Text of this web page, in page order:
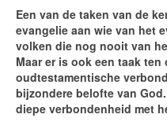
Een van de taken van de
evangelie aan wie van het
volken die nog nooit van
Maar er is ook een taak
oudtestamentische
bijzondere belofte van
diepe verbondenheid met